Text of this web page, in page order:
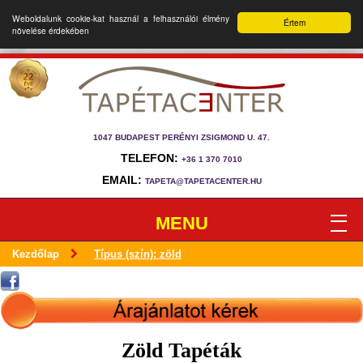
Értem
Weboldalunk cookie-kat használ a felhasználói élmény
növelése érdekében
1047 BUDAPEST PERÉNYI ZSIGMOND U. 47.
TELEFON: +36 1 370 7010
EMAIL: TAPETA@TAPETACENTER.HU
MENU
Kezdőlap Típus (szín): zöld
Zöld Tapéták